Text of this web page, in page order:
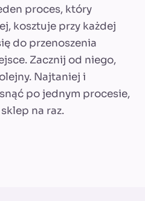
proces, który
kosztuje przy każdej
do przenoszenia
Zacznij od niego,
Najtaniej i
po jednym procesie,
na raz.